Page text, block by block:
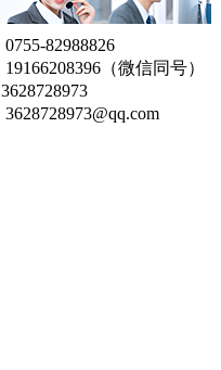
0755-82988826
19166208396 （微信同号）
3628728973
3628728973@qq.com